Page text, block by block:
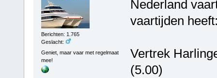
Berichten: 1.765
Geslacht:
Geniet, maar vaar met regelmaat
mee!
Nederland
vaartijden
Vertrek
(5.00)